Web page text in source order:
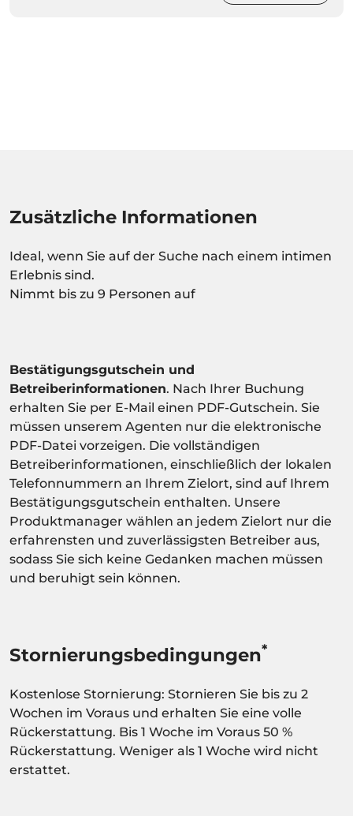
Zusätzliche Informationen
Ideal, wenn Sie auf der Suche nach einem intimen
Erlebnis sind.
Nimmt bis zu 9 Personen auf
Bestätigungsgutschein und
Betreiberinformationen. Nach Ihrer Buchung
erhalten Sie per E-Mail einen PDF-Gutschein. Sie
müssen unserem Agenten nur die elektronische
PDF-Datei vorzeigen. Die vollständigen
Betreiberinformationen, einschließlich der lokalen
Telefonnummern an Ihrem Zielort, sind auf Ihrem
Bestätigungsgutschein enthalten. Unsere
Produktmanager wählen an jedem Zielort nur die
erfahrensten und zuverlässigsten Betreiber aus,
sodass Sie sich keine Gedanken machen müssen
und beruhigt sein können.
Stornierungsbedingungen*
Kostenlose Stornierung: Stornieren Sie bis zu 2
Wochen im Voraus und erhalten Sie eine volle
Rückerstattung. Bis 1 Woche im Voraus 50 %
Rückerstattung. Weniger als 1 Woche wird nicht
erstattet.